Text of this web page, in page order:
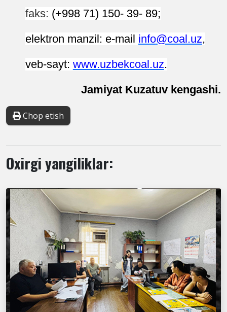
faks: (+998 71) 150- 39- 89;
elektron manzil: e-mail info@coal.uz,
veb-sayt: www.uzbekcoal.uz.
Jamiyat Kuzatuv kengashi.
Chop etish
Oxirgi yangiliklar: